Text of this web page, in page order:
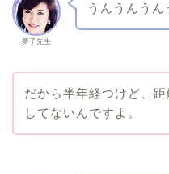
夢子先生
うんうんうん
だから半年経つけど、
してないんですよ。